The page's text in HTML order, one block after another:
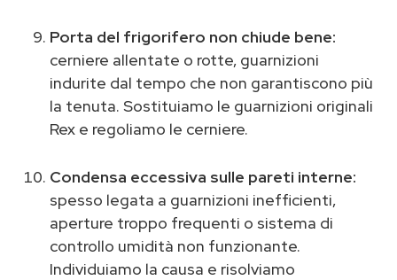
Porta del frigorifero non chiude bene:
cerniere allentate o rotte, guarnizioni
indurite dal tempo che non garantiscono più
la tenuta. Sostituiamo le guarnizioni originali
Rex e regoliamo le cerniere.
Condensa eccessiva sulle pareti interne:
spesso legata a guarnizioni inefficienti,
aperture troppo frequenti o sistema di
controllo umidità non funzionante.
Individuiamo la causa e risolviamo